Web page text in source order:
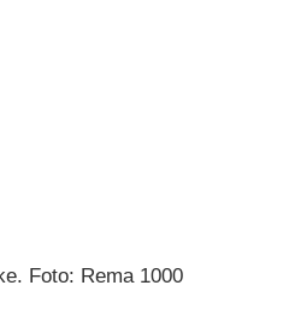
Foto: Rema 1000